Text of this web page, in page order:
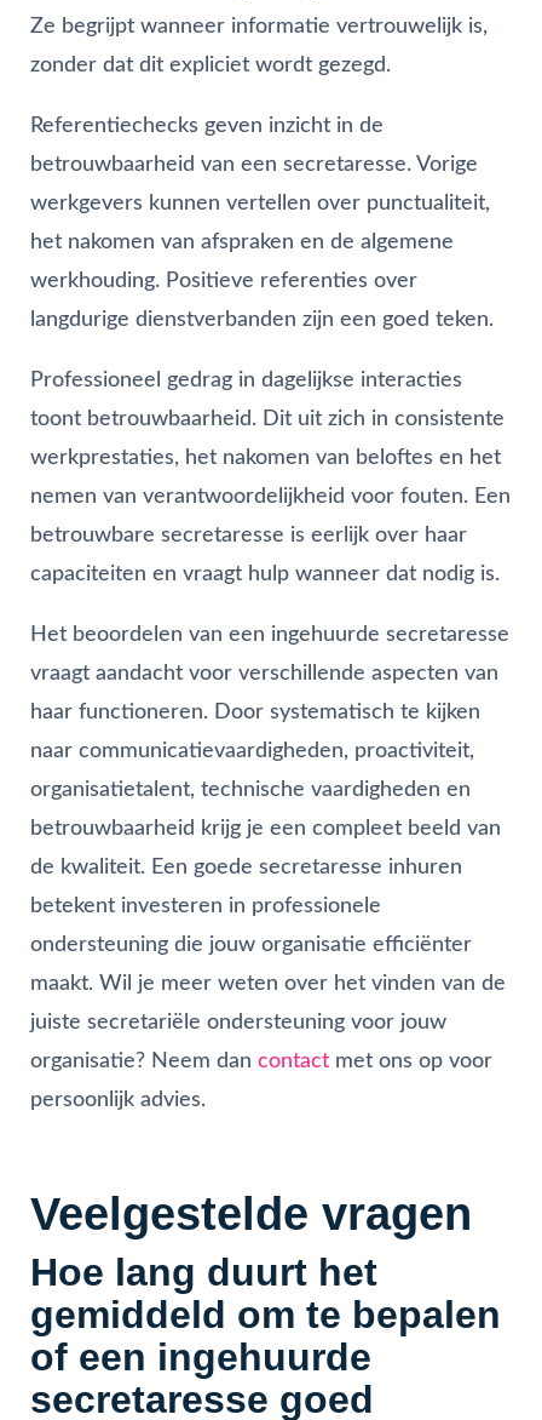
Ze begrijpt wanneer informatie vertrouwelijk is,
zonder dat dit expliciet wordt gezegd.
Referentiechecks geven inzicht in de
betrouwbaarheid van een secretaresse. Vorige
werkgevers kunnen vertellen over punctualiteit,
het nakomen van afspraken en de algemene
werkhouding. Positieve referenties over
langdurige dienstverbanden zijn een goed teken.
Professioneel gedrag in dagelijkse interacties
toont betrouwbaarheid. Dit uit zich in consistente
werkprestaties, het nakomen van beloftes en het
nemen van verantwoordelijkheid voor fouten. Een
betrouwbare secretaresse is eerlijk over haar
capaciteiten en vraagt hulp wanneer dat nodig is.
Het beoordelen van een ingehuurde secretaresse
vraagt aandacht voor verschillende aspecten van
haar functioneren. Door systematisch te kijken
naar communicatievaardigheden, proactiviteit,
organisatietalent, technische vaardigheden en
betrouwbaarheid krijg je een compleet beeld van
de kwaliteit. Een goede secretaresse inhuren
betekent investeren in professionele
ondersteuning die jouw organisatie efficiënter
maakt. Wil je meer weten over het vinden van de
juiste secretariële ondersteuning voor jouw
organisatie? Neem dan contact met ons op voor
persoonlijk advies.
Veelgestelde vragen
Hoe lang duurt het
gemiddeld om te bepalen
of een ingehuurde
secretaresse goed